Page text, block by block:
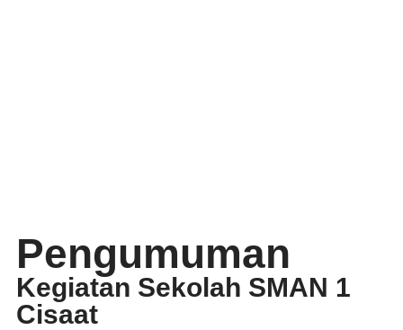
Pengumuman
Kegiatan Sekolah SMAN 1
Cisaat